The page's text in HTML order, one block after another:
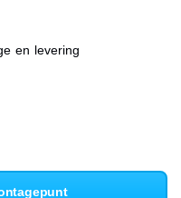
en levering